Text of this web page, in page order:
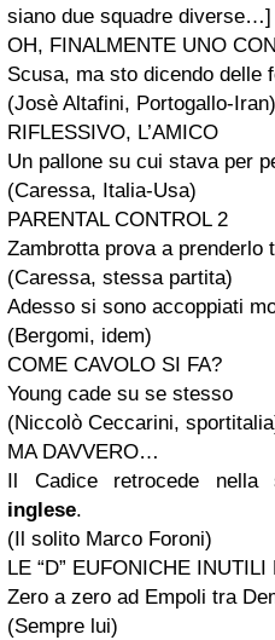
siano due squadre diverse…]
OH, FINALMENTE UNO
Scusa, ma sto dicendo delle
(Josè Altafini, Portogallo-Iran)
RIFLESSIVO, L’AMICO
Un pallone su cui stava per
(Caressa, Italia-Usa)
PARENTAL CONTROL 2
Zambrotta prova a prenderlo
(Caressa, stessa partita)
Adesso si sono accoppiati
(Bergomi, idem)
COME CAVOLO SI FA?
Young cade su se stesso
(Niccolò Ceccarini,
MA DAVVERO…
Il Cadice retrocede nella
inglese.
(Il solito Marco Foroni)
LE “D” EUFONICHE
Zero a zero ad Empoli tra
(Sempre lui)